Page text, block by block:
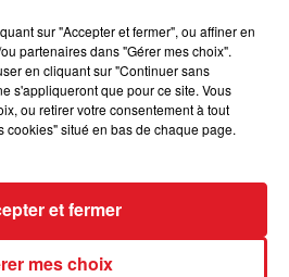
POUR HOMICIDE
le logement servait
sur "Accepter et fermer", ou affiner en
partenaires dans "Gérer mes choix".
en cliquant sur "Continuer sans
s'appliqueront que pour ce site. Vous
ou retirer votre consentement à tout
cookies" situé en bas de chaque page.
mes choix
et fermer